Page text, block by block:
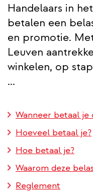
Handelaars in
betalen een
en promotie.
Leuven
winkelen, op
...
Wanneer betaal je
Hoeveel betaal je?
Hoe betaal je?
Waarom deze
Reglement